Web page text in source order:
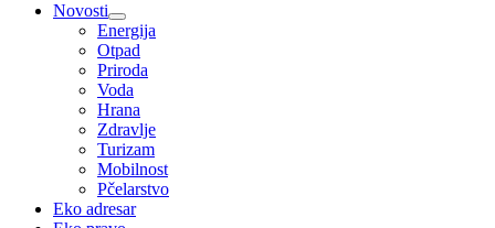
Novosti
Energija
Otpad
Priroda
Voda
Hrana
Zdravlje
Turizam
Mobilnost
Pčelarstvo
Eko adresar